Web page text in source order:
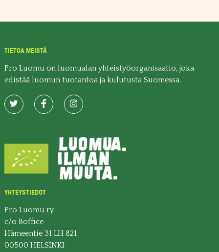
TIETOA MEISTÄ
Pro Luomu on luomualan yhteistyöorganisaatio, joka
edistää luomun tuotantoa ja kulutusta Suomessa.
YHTEYSTIEDOT
Pro Luomu ry
c/o Boffice
Hämeentie 31 LH 821
00500 HELSINKI